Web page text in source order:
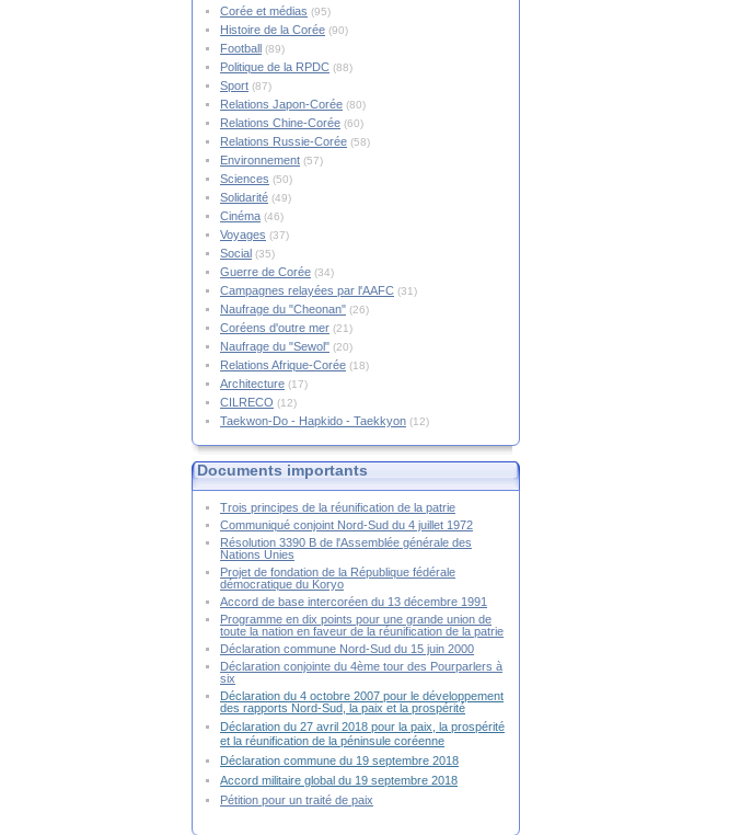
Corée et médias (95)
Histoire de la Corée (90)
Football (89)
Politique de la RPDC (88)
Sport (87)
Relations Japon-Corée (80)
Relations Chine-Corée (60)
Relations Russie-Corée (58)
Environnement (57)
Sciences (50)
Solidarité (49)
Cinéma (46)
Voyages (37)
Social (35)
Guerre de Corée (34)
Campagnes relayées par l'AAFC (31)
Naufrage du "Cheonan" (26)
Coréens d'outre mer (21)
Naufrage du "Sewol" (20)
Relations Afrique-Corée (18)
Architecture (17)
CILRECO (12)
Taekwon-Do - Hapkido - Taekkyon (12)
Documents importants
Trois principes de la réunification de la patrie
Communiqué conjoint Nord-Sud du 4 juillet 1972
Résolution 3390 B de l'Assemblée générale des
Nations Unies
Projet de fondation de la République fédérale
démocratique du Koryo
Accord de base intercoréen du 13 décembre 1991
Programme en dix points pour une grande union de
toute la nation en faveur de la réunification de la patrie
Déclaration commune Nord-Sud du 15 juin 2000
Déclaration conjointe du 4ème tour des Pourparlers à
six
Déclaration du 4 octobre 2007 pour le développement
des rapports Nord-Sud, la paix et la prospérité
Déclaration du 27 avril 2018 pour la paix, la prospérité
et la réunification de la péninsule coréenne
Déclaration commune du 19 septembre 2018
Accord militaire global du 19 septembre 2018
Pétition pour un traité de paix